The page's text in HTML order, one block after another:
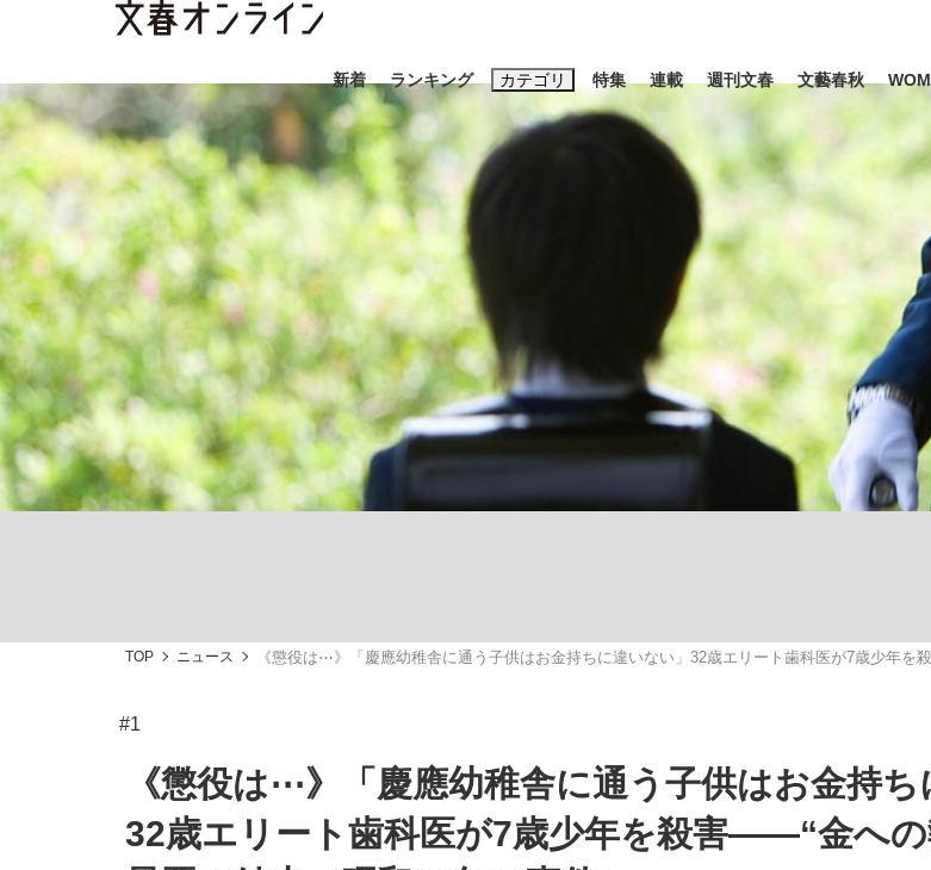
新着 ランキング カテゴリ
スクープ ニュース エンタメ ライフ
「90%は失敗する。でも…」本田圭佑が初めて明かした日本代表監督に... 「最悪
特集
終戦から81年
連載 週刊文春 文藝春秋
キーワード入力
おすすめのキーワードタグ一覧
#藤田晋 #高市早苗 #後藤真希 #森岡毅 #城
#玉木雄一郎
TOP ニュース 《懲役は⋯》「慶應幼稚舎に通う子供はお金持ちに違いない」32歳エリート歯科医が7歳少年を
#1
《懲役は⋯》「慶應幼稚舎に通う子供はお金持ち
32歳エリート歯科医が7歳少年を殺害――“金への